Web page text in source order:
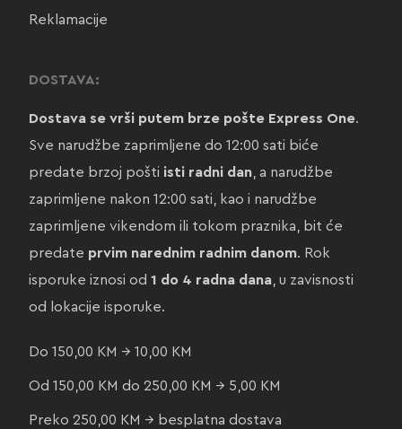
Reklamacije
DOSTAVA:
Dostava se vrši putem brze pošte Express One.
Sve narudžbe zaprimljene do 12:00 sati biće
predate brzoj pošti isti radni dan, a narudžbe
zaprimljene nakon 12:00 sati, kao i narudžbe
zaprimljene vikendom ili tokom praznika, bit će
predate prvim narednim radnim danom. Rok
isporuke iznosi od 1 do 4 radna dana, u zavisnosti
od lokacije isporuke.
Do 150,00 KM → 10,00 KM
Od 150,00 KM do 250,00 KM → 5,00 KM
Preko 250,00 KM → besplatna dostava